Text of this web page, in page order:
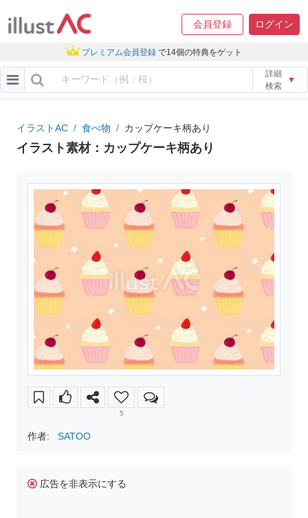
会員登録 ログイン
プレミアム会員登録 で14個の特典をゲット
詳細
検索
▼
イラストAC 食べ物 カップケーキ柄あり
イラスト素材：カップケーキ柄あり
5
作者: SATOO
広告を非表示にする